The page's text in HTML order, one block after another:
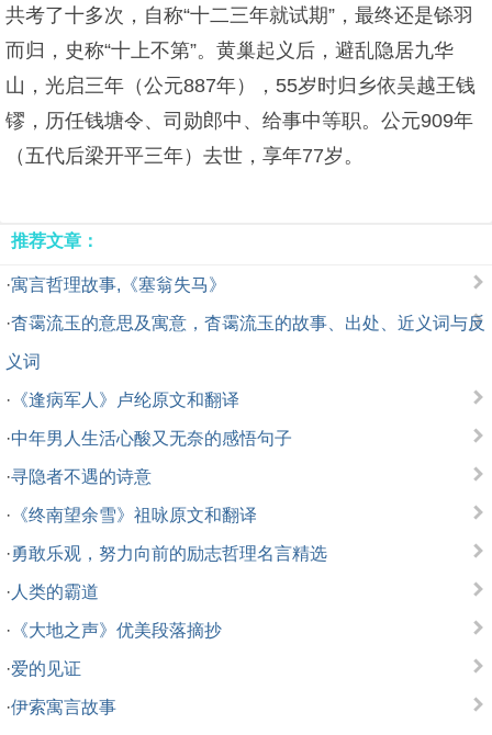
共考了十多次，自称“十二三年就试期”，最终还是铩羽
而归，史称“十上不第”。黄巢起义后，避乱隐居九华
山，光启三年（公元887年），55岁时归乡依吴越王钱
镠，历任钱塘令、司勋郎中、给事中等职。公元909年
（五代后梁开平三年）去世，享年77岁。
推荐文章：
·寓言哲理故事,《塞翁失马》
·杳霭流玉的意思及寓意，杳霭流玉的故事、出处、近义词与反
义词
· 《逢病军人》卢纶原文和翻译
·中年男人生活心酸又无奈的感悟句子
·寻隐者不遇的诗意
· 《终南望余雪》祖咏原文和翻译
·勇敢乐观，努力向前的励志哲理名言精选
· 人类的霸道
· 《大地之声》优美段落摘抄
·爱的见证
·伊索寓言故事